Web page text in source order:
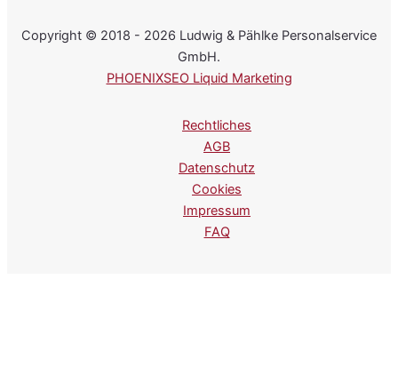
Copyright © 2018 - 2026 Ludwig & Pählke Personalservice
GmbH.
PHOENIXSEO Liquid Marketing
Rechtliches
AGB
Datenschutz
Cookies
Impressum
FAQ